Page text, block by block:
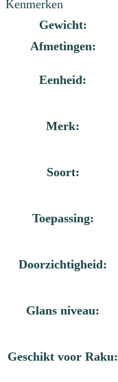
Kenmerken
Gewicht:
Afmetingen:
Eenheid:
Merk:
Soort:
Toepassing:
Doorzichtigheid:
Glans niveau:
Geschikt voor Raku: